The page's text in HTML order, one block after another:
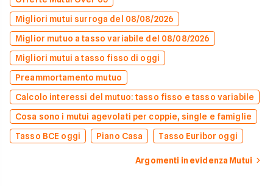
Migliori mutui surroga del 08/08/2026
Miglior mutuo a tasso variabile del 08/08/2026
Migliori mutui a tasso fisso di oggi
Preammortamento mutuo
Calcolo interessi del mutuo: tasso fisso e tasso variabile
Cosa sono i mutui agevolati per coppie, single e famiglie
Tasso BCE oggi
Piano Casa Tasso Euribor oggi
Argomenti in evidenza Mutui